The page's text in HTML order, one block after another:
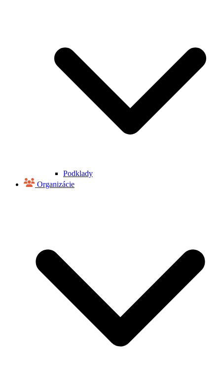
Podklady
Organizácie